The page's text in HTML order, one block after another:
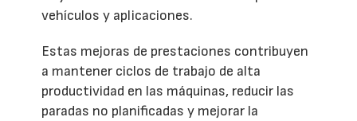
vehículos y aplicaciones.
Estas mejoras de prestaciones contribuyen
a mantener ciclos de trabajo de alta
productividad en las máquinas, reducir las
paradas no planificadas y mejorar la